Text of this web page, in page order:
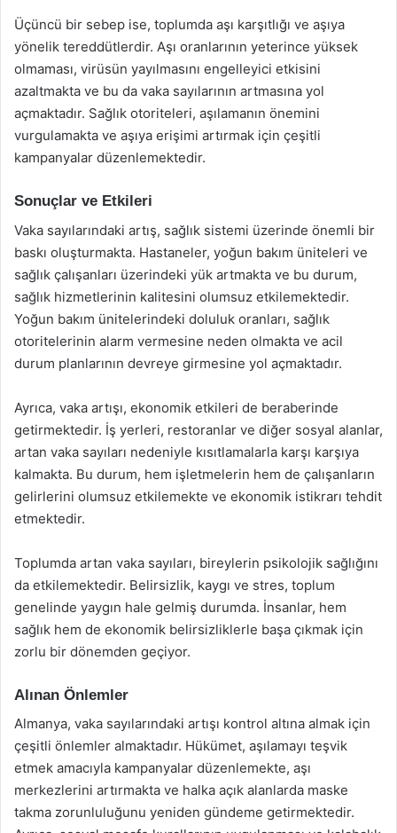
Üçüncü bir sebep ise, toplumda aşı karşıtlığı ve aşıya
yönelik tereddütlerdir. Aşı oranlarının yeterince yüksek
olmaması, virüsün yayılmasını engelleyici etkisini
azaltmakta ve bu da vaka sayılarının artmasına yol
açmaktadır. Sağlık otoriteleri, aşılamanın önemini
vurgulamakta ve aşıya erişimi artırmak için çeşitli
kampanyalar düzenlemektedir.
Sonuçlar ve Etkileri
Vaka sayılarındaki artış, sağlık sistemi üzerinde önemli bir
baskı oluşturmakta. Hastaneler, yoğun bakım üniteleri ve
sağlık çalışanları üzerindeki yük artmakta ve bu durum,
sağlık hizmetlerinin kalitesini olumsuz etkilemektedir.
Yoğun bakım ünitelerindeki doluluk oranları, sağlık
otoritelerinin alarm vermesine neden olmakta ve acil
durum planlarının devreye girmesine yol açmaktadır.
Ayrıca, vaka artışı, ekonomik etkileri de beraberinde
getirmektedir. İş yerleri, restoranlar ve diğer sosyal alanlar,
artan vaka sayıları nedeniyle kısıtlamalarla karşı karşıya
kalmakta. Bu durum, hem işletmelerin hem de çalışanların
gelirlerini olumsuz etkilemekte ve ekonomik istikrarı tehdit
etmektedir.
Toplumda artan vaka sayıları, bireylerin psikolojik sağlığını
da etkilemektedir. Belirsizlik, kaygı ve stres, toplum
genelinde yaygın hale gelmiş durumda. İnsanlar, hem
sağlık hem de ekonomik belirsizliklerle başa çıkmak için
zorlu bir dönemden geçiyor.
Alınan Önlemler
Almanya, vaka sayılarındaki artışı kontrol altına almak için
çeşitli önlemler almaktadır. Hükümet, aşılamayı teşvik
etmek amacıyla kampanyalar düzenlemekte, aşı
merkezlerini artırmakta ve halka açık alanlarda maske
takma zorunluluğunu yeniden gündeme getirmektedir.